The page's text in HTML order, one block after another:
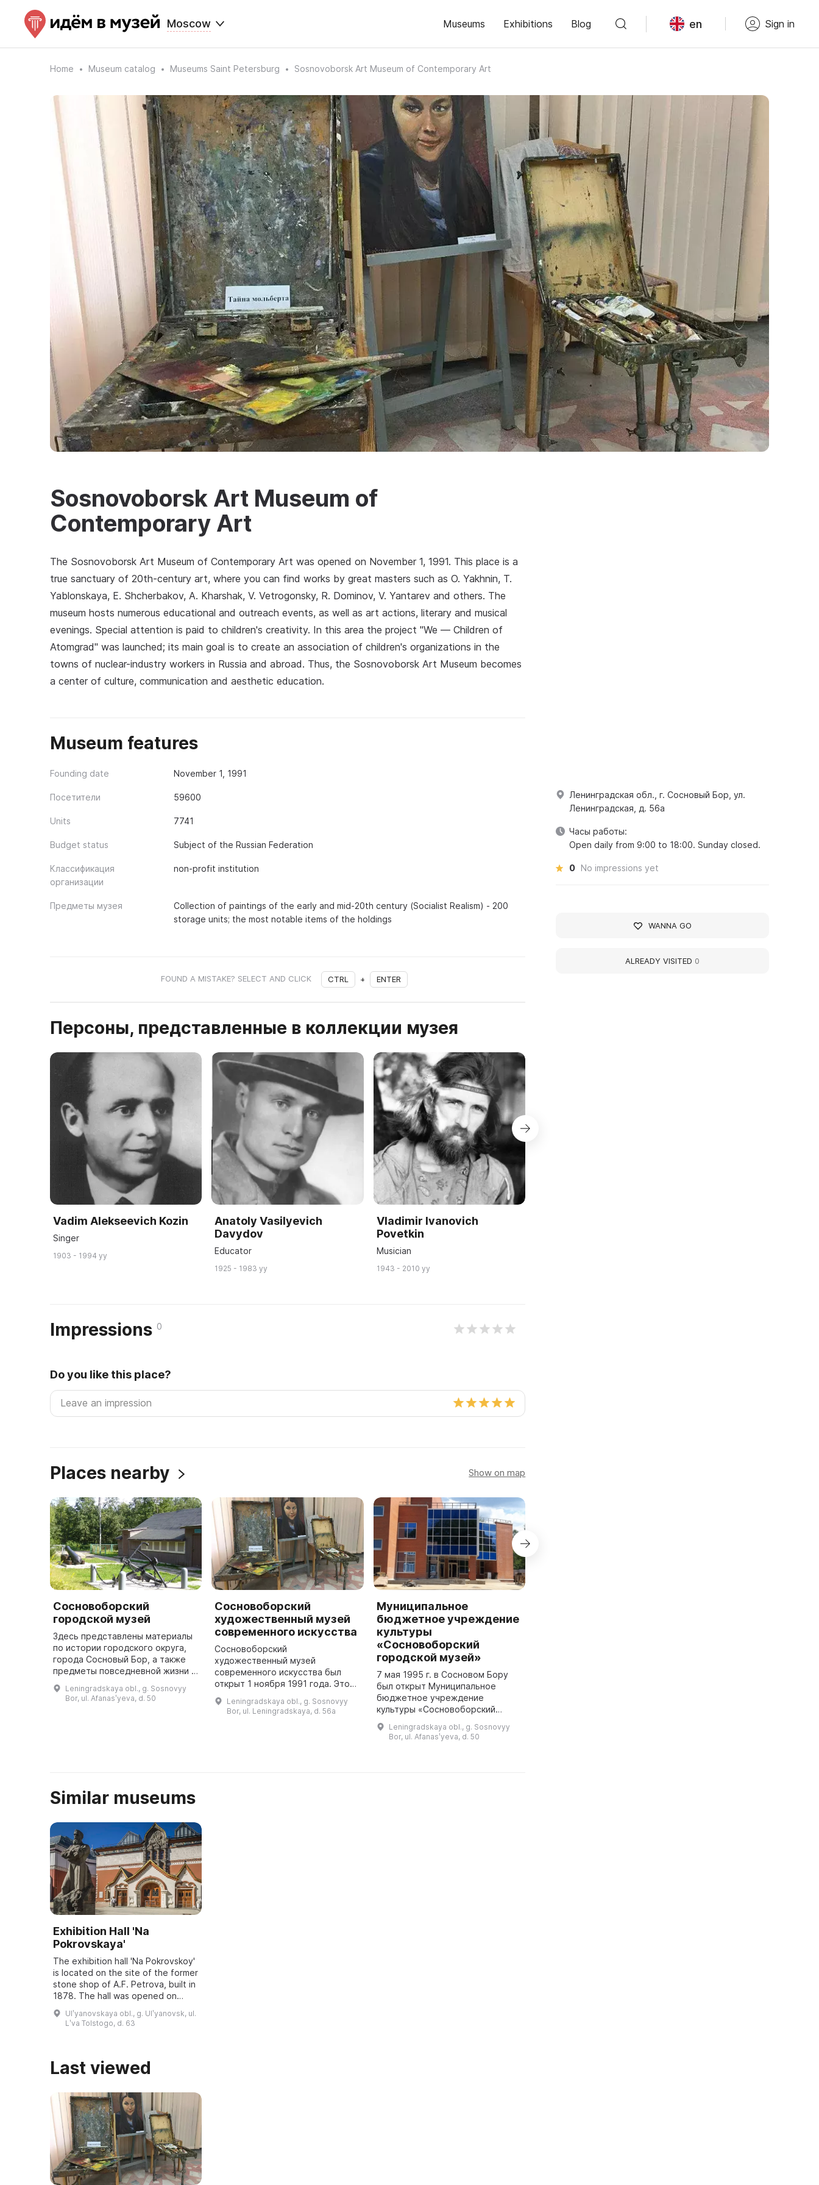
Moscow Museums Exhibitions Blog en Sign in
Home Museum catalog Museums Saint Petersburg Sosnovoborsk Art Museum of Contemporary Art
Sosnovoborsk Art Museum of
Contemporary Art
The Sosnovoborsk Art Museum of Contemporary Art was opened on November 1, 1991. This place is a
true sanctuary of 20th-century art, where you can find works by great masters such as O. Yakhnin, T.
Yablonskaya, E. Shcherbakov, A. Kharshak, V. Vetrogonsky, R. Dominov, V. Yantarev and others. The
museum hosts numerous educational and outreach events, as well as art actions, literary and musical
evenings. Special attention is paid to children's creativity. In this area the project "We — Children of
Atomgrad" was launched; its main goal is to create an association of children's organizations in the
towns of nuclear-industry workers in Russia and abroad. Thus, the Sosnovoborsk Art Museum becomes
a center of culture, communication and aesthetic education.
Museum features
Founding date November 1, 1991
Посетители 59600
Units 7741
Budget status Subject of the Russian Federation
Классификация
организации
non-profit institution
Предметы музея
Collection of paintings of the early and mid-20th century (Socialist Realism) - 200
storage units; the most notable items of the holdings
FOUND A MISTAKE? SELECT AND CLICK CTRL + ENTER
Персоны, представленные в коллекции музея
Vadim Alekseevich Kozin
Singer
1903 - 1994 yy
Anatoly Vasilyevich
Davydov
Educator
1925 - 1983 yy
Vladimir Ivanovich
Povetkin
Musician
1943 - 2010 yy
Impressions 0
Do you like this place?
Places nearby Show on map
Сосновоборский
городской музей
Здесь представлены материалы
по истории городского округа,
города Сосновый Бор, а также
предметы повседневной жизни и
промышленности края. Здесь
можно посетить различные
выставки, мастер-классы, лекци
Leningradskaya obl., g. Sosnovyy
Bor, ul. Afanasʹyeva, d. 50
Сосновоборский
художественный музей
современного искусства
Сосновоборский
художественный музей
современного искусства был
открыт 1 ноября 1991 года. Это
место представляет собой
настоящий святилище искусства
ХХ века, в котором можно найти
Leningradskaya obl., g. Sosnovyy
Bor, ul. Leningradskaya, d. 56a
Муниципальное
бюджетное учреждение
культуры
«Сосновоборский
городской музей»
7 мая 1995 г. в Сосновом Бору
был открыт Муниципальное
бюджетное учреждение
культуры «Сосновоборский
городской музей», инициаторами
которого были глава города
Валерий Иванович Некрасов и
Leningradskaya obl., g. Sosnovyy
Bor, ul. Afanasʹyeva, d. 50
Similar museums
Exhibition Hall 'Na
Pokrovskaya'
The exhibition hall 'Na Pokrovskoy'
is located on the site of the former
stone shop of A.F. Petrova, built in
1878. The hall was opened on
March 6, 2001, and underwent
reconstruction and modernization
Ulʹyanovskaya obl., g. Ulʹyanovsk, ul.
Lʹva Tolstogo, d. 63
Last viewed
Ленинградская обл., г. Сосновый Бор, ул.
Ленинградская, д. 56а
Часы работы:
Open daily from 9:00 to 18:00. Sunday closed.
0 No impressions yet
WANNA GO
ALREADY VISITED 0